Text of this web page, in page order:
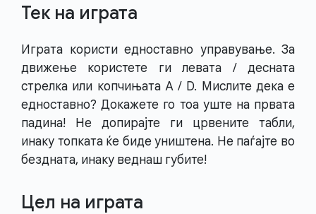
Тек на играта
Играта користи едноставно управување. За
движење користете ги левата / десната
стрелка или копчињата A / D. Мислите дека е
едноставно? Докажете го тоа уште на првата
падина! Не допирајте ги црвените табли,
инаку топката ќе биде уништена. Не паѓајте во
бездната, инаку веднаш губите!
Цел на играта